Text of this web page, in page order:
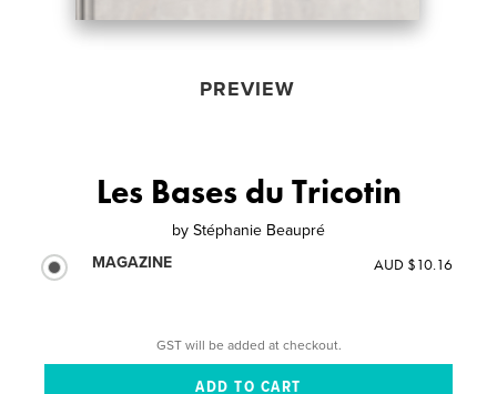
PREVIEW
Les Bases du Tricotin
by Stéphanie Beaupré
MAGAZINE
AUD $10.16
GST will be added at checkout.